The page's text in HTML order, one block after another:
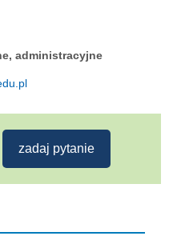
administracyjne
zadaj pytanie